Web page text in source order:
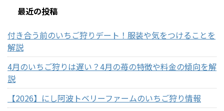
最近の投稿
付き合う前のいちご狩りデート！服装や気をつけることを
解説
4月のいちご狩りは遅い？4月の苺の特徴や料金の傾向を解
説
【2026】にし阿波トベリーファームのいちご狩り情報